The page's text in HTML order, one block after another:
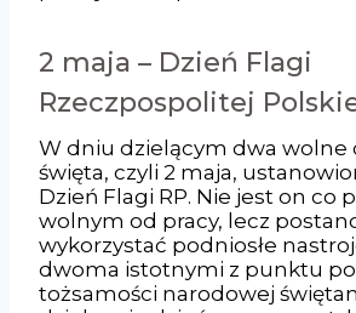
2 maja – Dzień Flagi
Rzeczpospolitej
W dniu dzielącym dwa wolne
święta, czyli 2 maja,
Dzień Flagi RP. Nie jest on co
wolnym od pracy, lecz
wykorzystać podniosłe
dwoma istotnymi z punktu
tożsamości narodowej